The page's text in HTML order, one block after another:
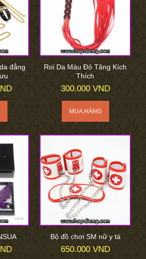
đẳng
Roi Da Màu Đỏ Tăng Kích
Thích
300.000 VND
Bộ đồ chơi SM nữ y tá
650.000 VND